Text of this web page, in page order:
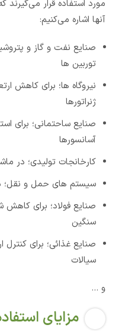
مورد استفاده قرار
آنها اشاره می‌کنیم:
صنایع نفت و گاز و
توربین ها
نیروگاه ها؛ برای کاهش
ژنراتورها
صنایع ساحتمانی؛ برای
آسانسورها
کارخانجات تولیدی؛ در
سیستم های حمل و نقل؛
صنایع فولاد؛ برای
سنگین
صنایع غذائی؛ برای
سیالات
و …
مزایای